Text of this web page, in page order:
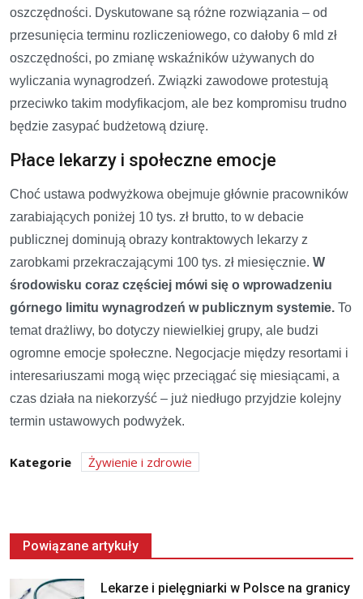
oszczędności. Dyskutowane są różne rozwiązania – od
przesunięcia terminu rozliczeniowego, co dałoby 6 mld zł
oszczędności, po zmianę wskaźników używanych do
wyliczania wynagrodzeń. Związki zawodowe protestują
przeciwko takim modyfikacjom, ale bez kompromisu trudno
będzie zasypać budżetową dziurę.
Płace lekarzy i społeczne emocje
Choć ustawa podwyżkowa obejmuje głównie pracowników
zarabiających poniżej 10 tys. zł brutto, to w debacie
publicznej dominują obrazy kontraktowych lekarzy z
zarobkami przekraczającymi 100 tys. zł miesięcznie. W
środowisku coraz częściej mówi się o wprowadzeniu
górnego limitu wynagrodzeń w publicznym systemie. To
temat drażliwy, bo dotyczy niewielkiej grupy, ale budzi
ogromne emocje społeczne. Negocjacje między resortami i
interesariuszami mogą więc przeciągać się miesiącami, a
czas działa na niekorzyść – już niedługo przyjdzie kolejny
termin ustawowych podwyżek.
Kategorie Żywienie i zdrowie
Powiązane artykuły
Lekarze i pielęgniarki w Polsce na granicy